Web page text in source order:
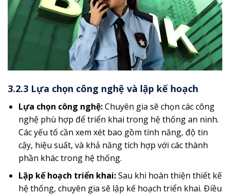
3.2.3 Lựa chọn công nghệ và lập kế hoạch
Lựa chọn công nghệ:Chuyên gia sẽ chọn các công
nghệ phù hợp để triển khai trong hệ thống an ninh.
Các yếu tố cần xem xét bao gồm tính năng, độ tin
cậy, hiệu suất, và khả năng tích hợp với các thành
phần khác trong hệ thống.
Lập kế hoạch triển khai:Sau khi hoàn thiện thiết kế
hệ thống, chuyên gia sẽ lập kế hoạch triển khai. Điều